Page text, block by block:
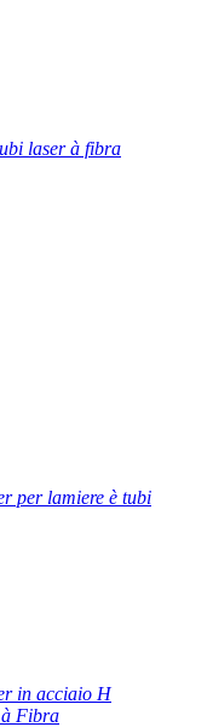
laser à fibra
per lamiere è tubi
in acciaio H
Fibra